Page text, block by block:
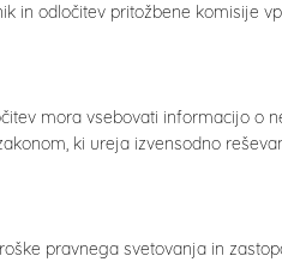
in odločitev pritožbene komisije
mora vsebovati informacijo o
ki ureja izvensodno
pravnega svetovanja in